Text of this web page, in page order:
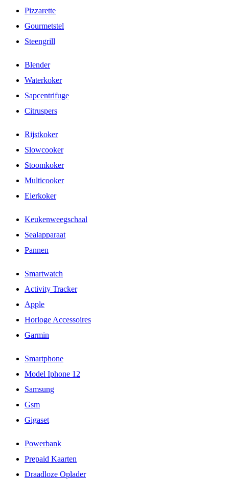
Pizzarette
Gourmetstel
Steengrill
Blender
Waterkoker
Sapcentrifuge
Citruspers
Rijstkoker
Slowcooker
Stoomkoker
Multicooker
Eierkoker
Keukenweegschaal
Sealapparaat
Pannen
Smartwatch
Activity Tracker
Apple
Horloge Accessoires
Garmin
Smartphone
Model Iphone 12
Samsung
Gsm
Gigaset
Powerbank
Prepaid Kaarten
Draadloze Oplader